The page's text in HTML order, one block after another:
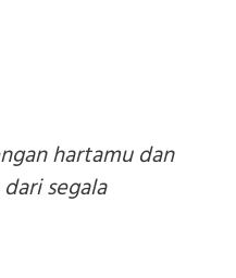
hartamu dan
segala